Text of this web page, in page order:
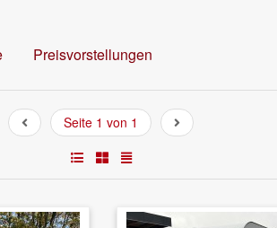
Preisvorstellungen
Seite 1 von 1